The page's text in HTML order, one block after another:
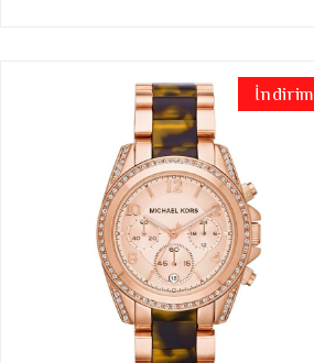
İndirim